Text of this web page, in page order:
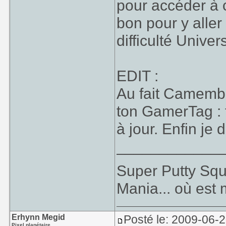
pour accéder à
bon pour y
difficulté
EDIT :
Au fait
ton GamerTag
à jour. Enfin je
Super Putty
Mania... où est
Erhynn Megid
Pixel planétaire Posté le: 2009-06-